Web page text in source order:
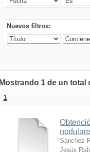
Nuevos filtros:
Mostrando 1 de un total
1
Sánchez
Jesús